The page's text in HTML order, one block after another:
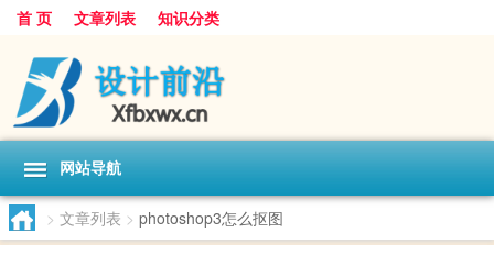
首 页 文章列表 知识分类
网站导航
> 文章列表 > photoshop3怎么抠图